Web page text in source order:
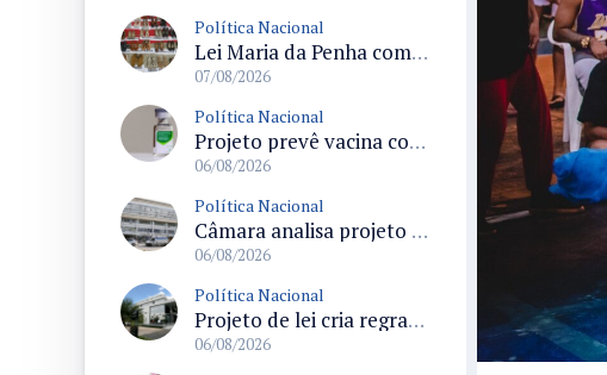
Política Nacional
Lei Maria da Penha completa 20 anos consolidada como norma de proteção e medidas protetivas no Brasil
07/08/2026
Política Nacional
Projeto prevê vacina contra HPV obrigatória e testes moleculares para rastreamento do câncer do colo do útero
06/08/2026
Política Nacional
Câmara analisa projeto que cria Política Nacional de Qualificação e Valorização da Preceptoria na Residência Médica
06/08/2026
Política Nacional
Projeto de lei cria regras para punir litigância abusiva reversa e integrar sistemas do Judiciário
06/08/2026